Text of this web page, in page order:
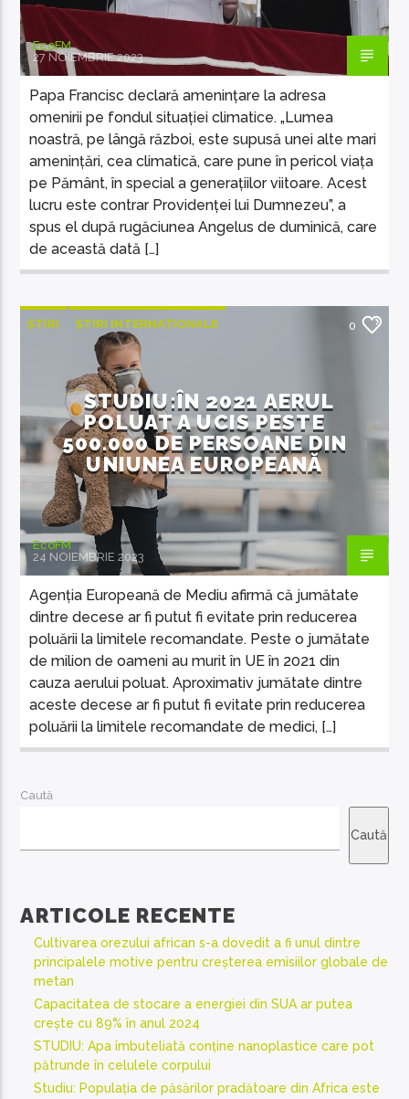
EcoFM
27 NOIEMBRIE 2023
Papa Francisc declară amenințare la adresa
omenirii pe fondul situației climatice. „Lumea
noastră, pe lângă război, este supusă unei alte mari
amenințări, cea climatică, care pune în pericol viața
pe Pământ, în special a generațiilor viitoare. Acest
lucru este contrar Providenței lui Dumnezeu”, a
spus el după rugăciunea Angelus de duminică, care
de această dată […]
ȘTIRI ȘTIRI INTERNAȚIONALE 0
STUDIU:ÎN 2021 AERUL
POLUAT A UCIS PESTE
500.000 DE PERSOANE DIN
UNIUNEA EUROPEANĂ
EcoFM
24 NOIEMBRIE 2023
Agenția Europeană de Mediu afirmă că jumătate
dintre decese ar fi putut fi evitate prin reducerea
poluării la limitele recomandate. Peste o jumătate
de milion de oameni au murit în UE în 2021 din
cauza aerului poluat. Aproximativ jumătate dintre
aceste decese ar fi putut fi evitate prin reducerea
poluării la limitele recomandate de medici, […]
Caută
Caută
ARTICOLE RECENTE
Cultivarea orezului african s-a dovedit a fi unul dintre
principalele motive pentru creșterea emisiilor globale de
metan
Capacitatea de stocare a energiei din SUA ar putea
crește cu 89% în anul 2024
STUDIU: Apa îmbuteliată conține nanoplastice care pot
pătrunde în celulele corpului
Studiu: Populația de păsărilor pradătoare din Africa este